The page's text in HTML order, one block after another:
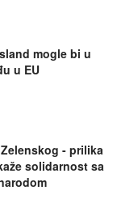
mogle bi u
u EU
- prilika
solidarnost sa